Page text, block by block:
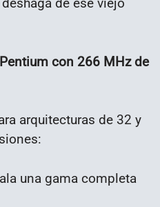
con 266 MHz de
arquitecturas de 32 y
una gama completa